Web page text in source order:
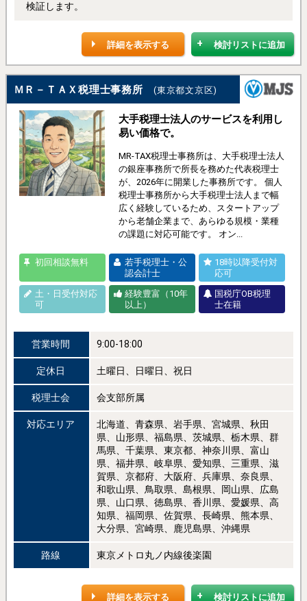
検証します。
検討リストに追加
詳細を表示する
ＭＲ－ＴＡＸ税理士事務所 (東京都文京区)
大手税理士法人のサービスを利用し
易い価格で。
MR-TAX税理士事務所は、大手税理士法人
の銀座事務所で所長を務めた代表税理士
が、2026年に開業した事務所です。 個人
税理士事務所から大手税理士法人まで幅
広く経験しているため、スタートアップ
から老舗企業まで、あらゆる規模・業種
の課題に対応可能です。 オン...
初回相談無料
若手税理士・公
認会計士
18時以降受付対
応可
土・日受付対応
可
経験豊富（10年
以上）
国税庁OB税理
士在籍
営業時間 9:00-18:00
定休日 土曜日、日曜日、祝日
税理士会 会支部所属
対応エリア
北海道、青森県、岩手県、宮城県、秋田
県、山形県、福島県、茨城県、栃木県、群
馬県、千葉県、東京都、神奈川県、富山
県、福井県、岐阜県、愛知県、三重県、滋
賀県、京都府、大阪府、兵庫県、奈良県、
和歌山県、鳥取県、島根県、岡山県、広島
県、山口県、徳島県、香川県、愛媛県、高
知県、福岡県、佐賀県、長崎県、熊本県、
大分県、宮崎県、鹿児島県、沖縄県
路線 東京メトロ丸ノ内線後楽園
検討リストに追加
詳細を表示する